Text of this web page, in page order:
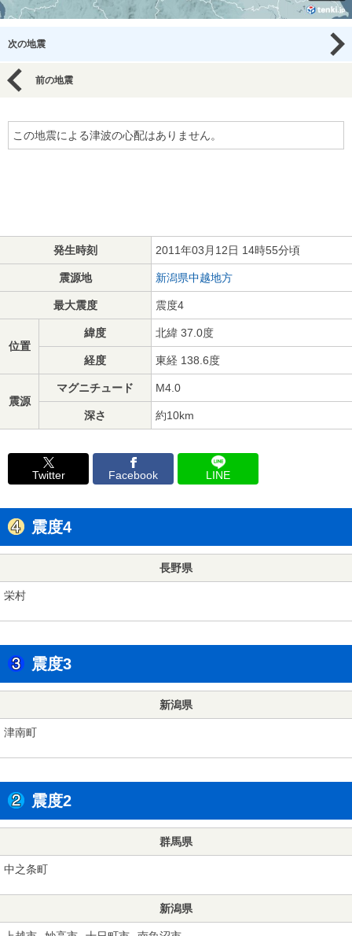
次の地震
前の地震
この地震による津波の心配はありません。
発生時刻 2011年03月12日 14時55分頃
震源地 新潟県中越地方
最大震度 震度4
位置
緯度 北緯 37.0度
経度 東経 138.6度
震源
マグニチュード M4.0
深さ 約10km
Twitter Facebook LINE
震度4
長野県
栄村
震度3
新潟県
津南町
震度2
群馬県
中之条町
新潟県